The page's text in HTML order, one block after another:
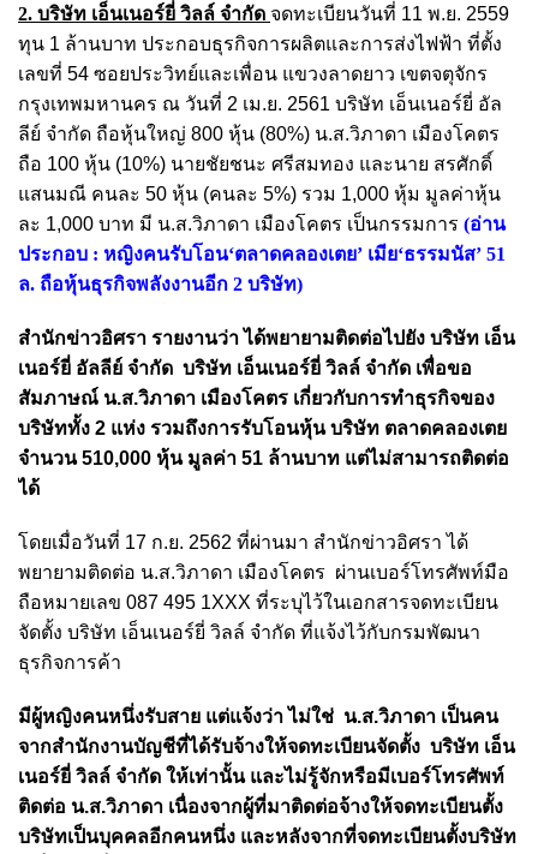
2. บริษัท เอ็นเนอร์ยี่ วิลล์ จำกัด จดทะเบียนวันที่ 11 พ.ย. 2559
ทุน 1 ล้านบาท ประกอบธุรกิจการผลิตและการส่งไฟฟ้า ที่ตั้ง
เลขที่ 54 ซอยประวิทย์และเพื่อน แขวงลาดยาว เขตจตุจักร
กรุงเทพมหานคร ณ วันที่ 2 เม.ย. 2561 บริษัท เอ็นเนอร์ยี่ อัล
ลีย์ จำกัด ถือหุ้นใหญ่ 800 หุ้น (80%) น.ส.วิภาดา เมืองโคตร
ถือ 100 หุ้น (10%) นายชัยชนะ ศรีสมทอง และนาย สรศักดิ์
แสนมณี คนละ 50 หุ้น (คนละ 5%) รวม 1,000 หุ้ม มูลค่าหุ้น
ละ 1,000 บาท มี น.ส.วิภาดา เมืองโคตร เป็นกรรมการ (อ่าน
ประกอบ : หญิงคนรับโอน‘ตลาดคลองเตย’ เมีย‘ธรรมนัส’ 51
ล. ถือหุ้นธุรกิจพลังงานอีก 2 บริษัท)
สำนักข่าวอิศรา รายงานว่า ได้พยายามติดต่อไปยัง บริษัท เอ็น
เนอร์ยี่ อัลลีย์ จำกัด บริษัท เอ็นเนอร์ยี่ วิลล์ จำกัด เพื่อขอ
สัมภาษณ์ น.ส.วิภาดา เมืองโคตร เกี่ยวกับการทำธุรกิจของ
บริษัททั้ง 2 แห่ง รวมถึงการรับโอนหุ้น บริษัท ตลาดคลองเตย
จำนวน 510,000 หุ้น มูลค่า 51 ล้านบาท แต่ไม่สามารถติดต่อ
ได้
โดยเมื่อวันที่ 17 ก.ย. 2562 ที่ผ่านมา สำนักข่าวอิศรา ได้
พยายามติดต่อ น.ส.วิภาดา เมืองโคตร ผ่านเบอร์โทรศัพท์มือ
ถือหมายเลข 087 495 1XXX ที่ระบุไว้ในเอกสารจดทะเบียน
จัดตั้ง บริษัท เอ็นเนอร์ยี่ วิลล์ จำกัด ที่แจ้งไว้กับกรมพัฒนา
ธุรกิจการค้า
มีผู้หญิงคนหนึ่งรับสาย แต่แจ้งว่า ไม่ใช่ น.ส.วิภาดา เป็นคน
จากสำนักงานบัญชีที่ได้รับจ้างให้จดทะเบียนจัดตั้ง บริษัท เอ็น
เนอร์ยี่ วิลล์ จำกัด ให้เท่านั้น และไม่รู้จักหรือมีเบอร์โทรศัพท์
ติดต่อ น.ส.วิภาดา เนื่องจากผู้ที่มาติดต่อจ้างให้จดทะเบียนตั้ง
บริษัทเป็นบุคคลอีกคนหนึ่ง และหลังจากที่จดทะเบียนตั้งบริษัท